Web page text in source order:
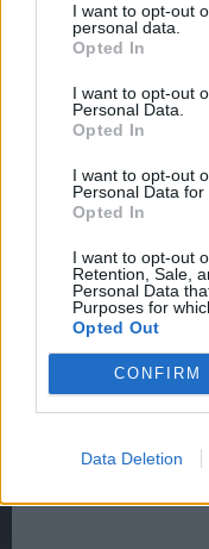
I want to opt-out
personal data.
Opted In
I want to opt-out
Personal Data.
Opted In
I want to opt-out
Personal Data for
Opted In
I want to opt-out
Retention, Sale,
Personal Data
Purposes for
Opted Out
CONFIRM
Data Deletion
abfall
User
109
von der